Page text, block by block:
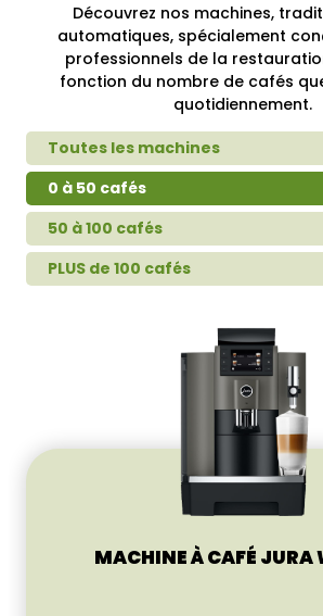
Découvrez nos machines,
automatiques, spécialement
professionnels de la
fonction du nombre de cafés
quotidiennement.
Toutes les machines
0 à 50 cafés
50 à 100 cafés
PLUS de 100 cafés
MACHINE À CAFÉ JURA